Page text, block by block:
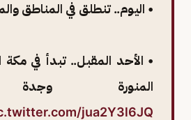
• اليوم.. تنطلق في المناطق
• الأحد المقبل.. تبدأ في مكة
المنورة وجدة
jua2Y3l6JQ